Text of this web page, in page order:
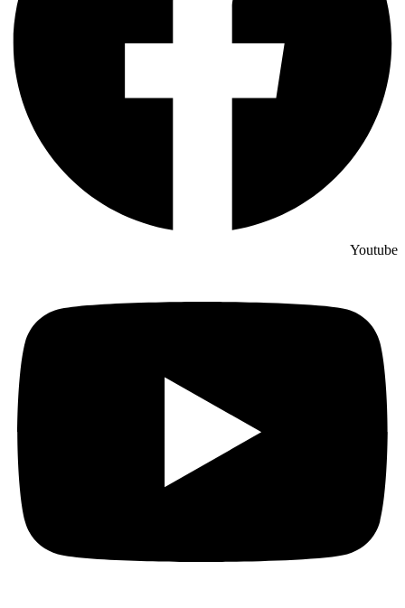
Youtube